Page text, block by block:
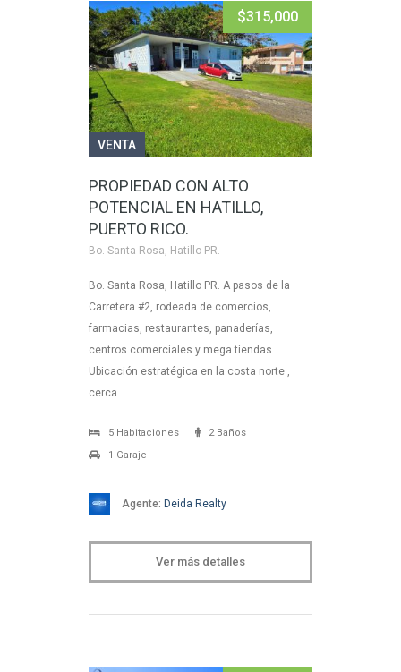
VENTA
$315,000
PROPIEDAD CON ALTO
POTENCIAL EN HATILLO,
PUERTO RICO.
Bo. Santa Rosa, Hatillo PR.
Bo. Santa Rosa, Hatillo PR. A pasos de la
Carretera #2, rodeada de comercios,
farmacias, restaurantes, panaderías,
centros comerciales y mega tiendas.
Ubicación estratégica en la costa norte ,
cerca …
5 Habitaciones
2 Baños
1 Garaje
Agente: Deida Realty
Ver más detalles